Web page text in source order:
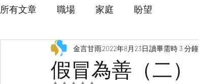
所有文章 職場 家庭 盼望
假冒為善（二）
金言甘雨2022年8月23日讀畢需時 3 分鐘